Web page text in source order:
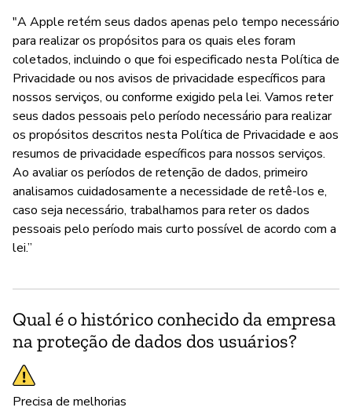
"A Apple retém seus dados apenas pelo tempo necessário
para realizar os propósitos para os quais eles foram
coletados, incluindo o que foi especificado nesta Política de
Privacidade ou nos avisos de privacidade específicos para
nossos serviços, ou conforme exigido pela lei. Vamos reter
seus dados pessoais pelo período necessário para realizar
os propósitos descritos nesta Política de Privacidade e aos
resumos de privacidade específicos para nossos serviços.
Ao avaliar os períodos de retenção de dados, primeiro
analisamos cuidadosamente a necessidade de retê-los e,
caso seja necessário, trabalhamos para reter os dados
pessoais pelo período mais curto possível de acordo com a
lei.”
Qual é o histórico conhecido da empresa
na proteção de dados dos usuários?
Precisa de melhorias